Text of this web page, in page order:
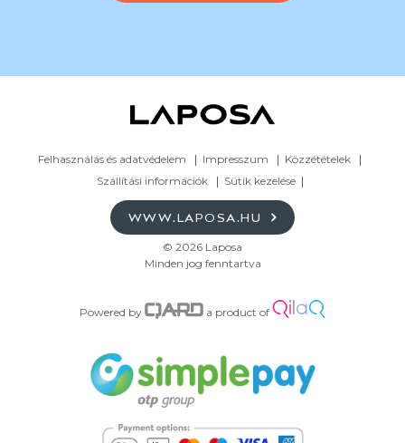
Felhasználás és adatvédelem Impresszum
Közzétételek
Szállítási információk
Sütik kezelése
WWW.LAPOSA.HU
© 2026 Laposa
Minden jog fenntartva
Powered by a product of